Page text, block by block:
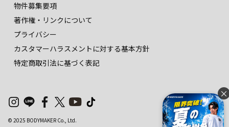
×
物件募集要項
著作権・リンクについて
プライバシー
カスタマーハラスメントに対する基本方針
特定商取引法に基づく表記
© 2025 BODYMAKER Co., Ltd.